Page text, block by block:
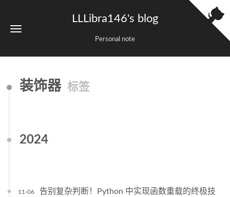
LLLibra146's blog
Personal note
装饰器 标签
2024
11-06
告别复杂判断！Python 中实现函数重载的终极技